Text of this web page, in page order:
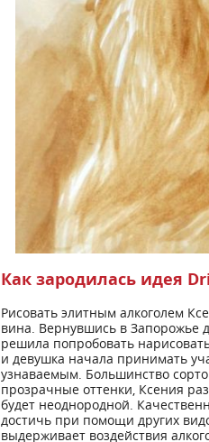
Как зародилась идея
Рисовать элитным алкоголем
вина. Вернувшись в Запорожье
решила попробовать
и девушка начала принимать
узнаваемым. Большинство
прозрачные оттенки, Ксения
будет неоднородной.
достичь при помощи других
выдерживает воздействия